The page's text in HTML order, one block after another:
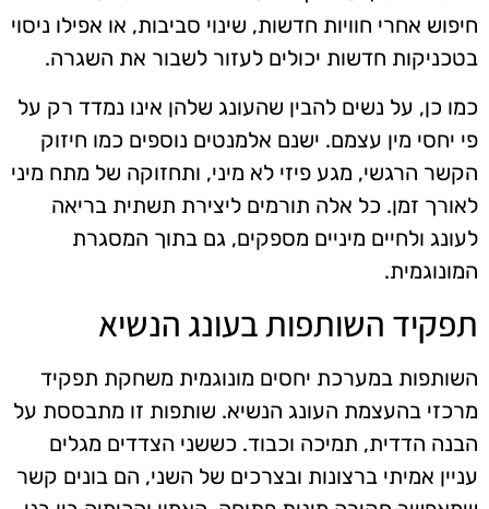
חיפוש אחרי חוויות חדשות, שינוי סביבות, או אפילו ניסוי
בטכניקות חדשות יכולים לעזור לשבור את השגרה.
כמו כן, על נשים להבין שהעונג שלהן אינו נמדד רק על
פי יחסי מין עצמם. ישנם אלמנטים נוספים כמו חיזוק
הקשר הרגשי, מגע פיזי לא מיני, ותחזוקה של מתח מיני
לאורך זמן. כל אלה תורמים ליצירת תשתית בריאה
לעונג ולחיים מיניים מספקים, גם בתוך המסגרת
המונוגמית.
תפקיד השותפות בעונג הנשיא
השותפות במערכת יחסים מונוגמית משחקת תפקיד
מרכזי בהעצמת העונג הנשיא. שותפות זו מתבססת על
הבנה הדדית, תמיכה וכבוד. כששני הצדדים מגלים
עניין אמיתי ברצונות ובצרכים של השני, הם בונים קשר